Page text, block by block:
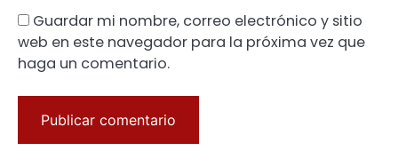
Guardar mi nombre, correo electrónico y sitio
web en este navegador para la próxima vez que
haga un comentario.